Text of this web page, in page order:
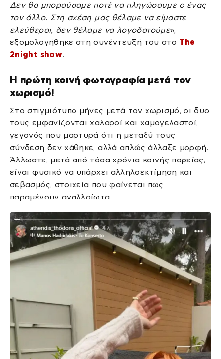
Δεν θα μπορούσαμε ποτέ να πληγώσουμε ο ένας
τον άλλο. Στη σχέση μας θέλαμε να είμαστε
ελεύθεροι, δεν θέλαμε να λογοδοτούμε»,
εξομολογήθηκε στη συνέντευξή του στο The
2night show.
Η πρώτη κοινή φωτογραφία μετά τον
χωρισμό!
Στο στιγμιότυπο μήνες μετά τον χωρισμό, οι δυο
τους εμφανίζονται χαλαροί και χαμογελαστοί,
γεγονός που μαρτυρά ότι η μεταξύ τους
σύνδεση δεν χάθηκε, αλλά απλώς άλλαξε μορφή.
Άλλωστε, μετά από τόσα χρόνια κοινής πορείας,
είναι φυσικό να υπάρχει αλληλοεκτίμηση και
σεβασμός, στοιχεία που φαίνεται πως
παραμένουν αναλλοίωτα.